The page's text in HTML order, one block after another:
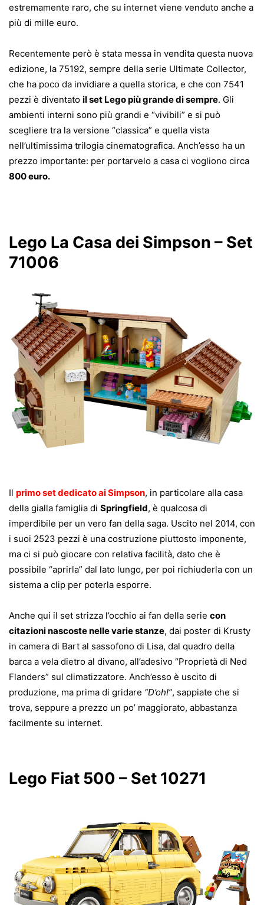
estremamente raro, che su internet viene venduto anche a
più di mille euro.
Recentemente però è stata messa in vendita questa nuova
edizione, la 75192, sempre della serie Ultimate Collector,
che ha poco da invidiare a quella storica, e che con 7541
pezzi è diventato il set Lego più grande di sempre. Gli
ambienti interni sono più grandi e “vivibili” e si può
scegliere tra la versione “classica” e quella vista
nell’ultimissima trilogia cinematografica. Anch’esso ha un
prezzo importante: per portarvelo a casa ci vogliono circa
800 euro.
Lego La Casa dei Simpson – Set
71006
Il primo set dedicato ai Simpson, in particolare alla casa
della gialla famiglia di Springfield, è qualcosa di
imperdibile per un vero fan della saga. Uscito nel 2014, con
i suoi 2523 pezzi è una costruzione piuttosto imponente,
ma ci si può giocare con relativa facilità, dato che è
possibile “aprirla” dal lato lungo, per poi richiuderla con un
sistema a clip per poterla esporre.
Anche qui il set strizza l’occhio ai fan della serie con
citazioni nascoste nelle varie stanze, dai poster di Krusty
in camera di Bart al sassofono di Lisa, dal quadro della
barca a vela dietro al divano, all’adesivo “Proprietà di Ned
Flanders” sul climatizzatore. Anch’esso è uscito di
produzione, ma prima di gridare “D’oh!”, sappiate che si
trova, seppure a prezzo un po’ maggiorato, abbastanza
facilmente su internet.
Lego Fiat 500 – Set 10271